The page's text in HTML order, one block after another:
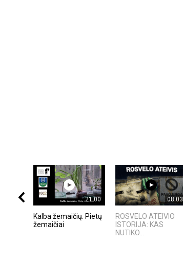
21:00
Kalba žemaičių. Pietų
žemaičiai
08:03
ROSVELO ATEIVIO
ISTORIJA: KAS
NUTIKO...